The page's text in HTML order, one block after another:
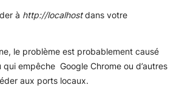
à http://localhostdans votre
le problème est probablement causé
empêche Google Chrome ou d’autres
aux ports locaux.